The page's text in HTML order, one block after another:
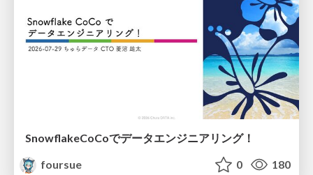
SnowflakeCoCoでデータエンジニアリング！
foursue
0 180